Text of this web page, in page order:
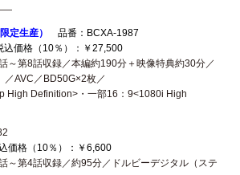
定生産）
品番：BCXA-1987
価格（10％）：￥27,500
～第8話収録／本編約190分＋映像特典約30分／
／AVC／BD50G×2枚／
・一部16：9<1080i High
価格（10％）：￥6,600
～第4話収録／約95分／ドルビーデジタル（ステ